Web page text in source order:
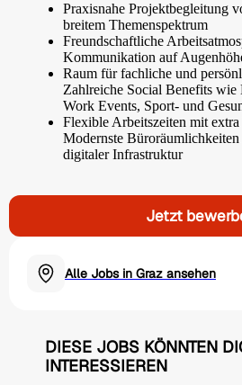
Praxisnahe Projektbegleitung
breitem Themenspektrum
Freundschaftliche
Kommunikation auf
Raum für fachliche und
Zahlreiche Social Benefits wie
Work Events, Sport- und
Flexible Arbeitszeiten mit
Modernste
digitaler Infrastruktur
Jetzt
Alle Jobs in Graz ansehen
DIESE JOBS KÖNNTEN
INTERESSIEREN